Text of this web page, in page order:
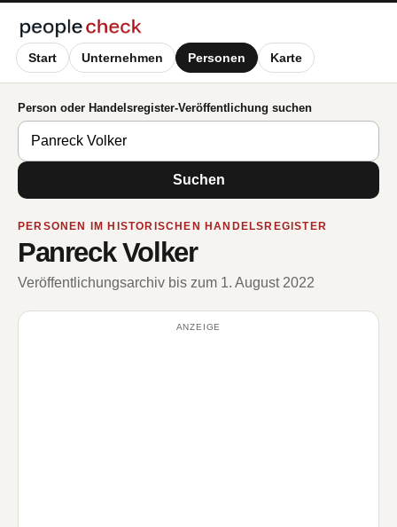
Start Unternehmen Personen Karte
Person oder Handelsregister-Veröffentlichung suchen
Suchen
PERSONEN IM HISTORISCHEN HANDELSREGISTER
Panreck Volker
Veröffentlichungsarchiv bis zum 1. August 2022
ANZEIGE